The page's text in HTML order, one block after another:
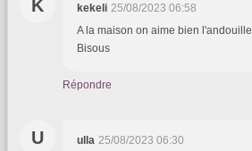
K kekeli 25/08/2023 06:58
A la maison on aime bien
Bisous
Répondre
U ulla 25/08/2023 06:30